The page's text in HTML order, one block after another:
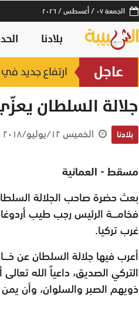
الجمعة ٠٧ / أغسطس / ٢٠٢٦
بلادنا
عاجل ارتفاع جديد في أسعار
جلالة السلطان
بلادنا الخميس ١٢/يوليو/٢٠١٨ ٠٣:٣٠ ص
مسقط - العمانية
بعث حضرة صاحب الجلالة
فخامـــة الرئيس رجب طيب
غرب تركيا.
أعرب فيها جلالة السلطان عن
التركي الصديق، داعياً الله تعالى
ذويهم الصبر والسلوان، وأن